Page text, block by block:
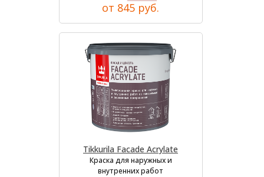
от 845 руб.
Tikkurila Facade Acrylate
Краска для наружных и
внутренних работ